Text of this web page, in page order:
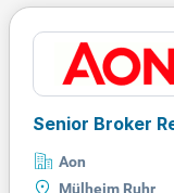
n. Mit 60.000
stehen wir bereit,
n. Werden Sie
e mit uns die
Senior Broker
Aon
Mülheim Ruhr